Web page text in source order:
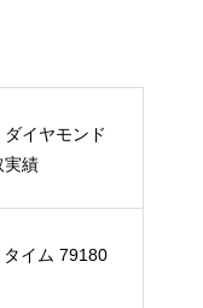
イヤモンド
実績
イム 79180